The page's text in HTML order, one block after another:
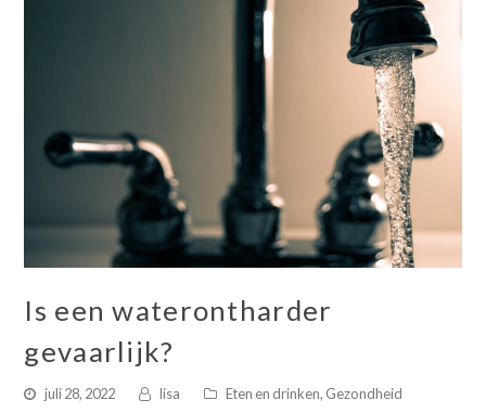
Is een waterontharder
gevaarlijk?
juli 28, 2022 lisa Eten en drinken, Gezondheid